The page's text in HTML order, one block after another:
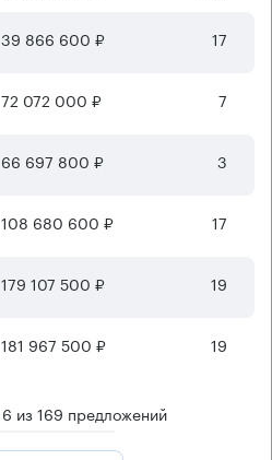
39 866 600 ₽ 17
72 072 000 ₽ 7
66 697 800 ₽ 3
108 680 600 ₽ 17
179 107 500 ₽ 19
181 967 500 ₽ 19
6 из169 предложений